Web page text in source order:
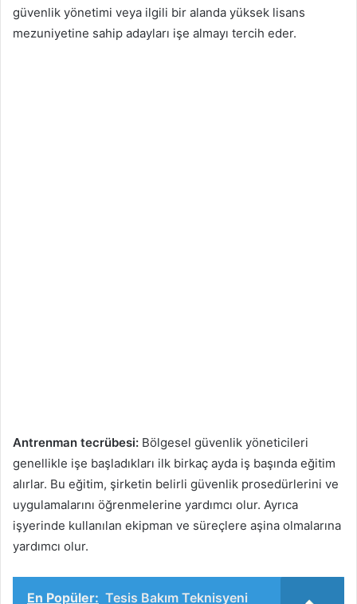
güvenlik yönetimi veya ilgili bir alanda yüksek lisans
mezuniyetine sahip adayları işe almayı tercih eder.
Antrenman tecrübesi: Bölgesel güvenlik yöneticileri
genellikle işe başladıkları ilk birkaç ayda iş başında eğitim
alırlar. Bu eğitim, şirketin belirli güvenlik prosedürlerini ve
uygulamalarını öğrenmelerine yardımcı olur. Ayrıca
işyerinde kullanılan ekipman ve süreçlere aşina olmalarına
yardımcı olur.
En Popüler: Tesis Bakım Teknisyeni